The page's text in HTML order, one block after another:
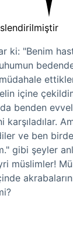
ki: "Benim
içine
benden
karşıladılar.
ve ben
gibi şeyler
müslimler!